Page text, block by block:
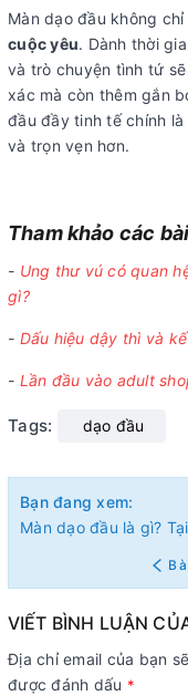
Màn dạo đầu không chỉ
cuộc yêu. Dành thời
và trò chuyện tình tứ
xác mà còn thêm gắn
đầu đầy tinh tế chính
và trọn vẹn hơn.
Tham khảo các
- Ung thư vú có quan
gì?
- Dấu hiệu dậy thì và
- Lần đầu vào adult
Tags: dạo đầu
Bạn đang xem:
VIẾT BÌNH LUẬN
Địa chỉ email của bạn
được đánh dấu *